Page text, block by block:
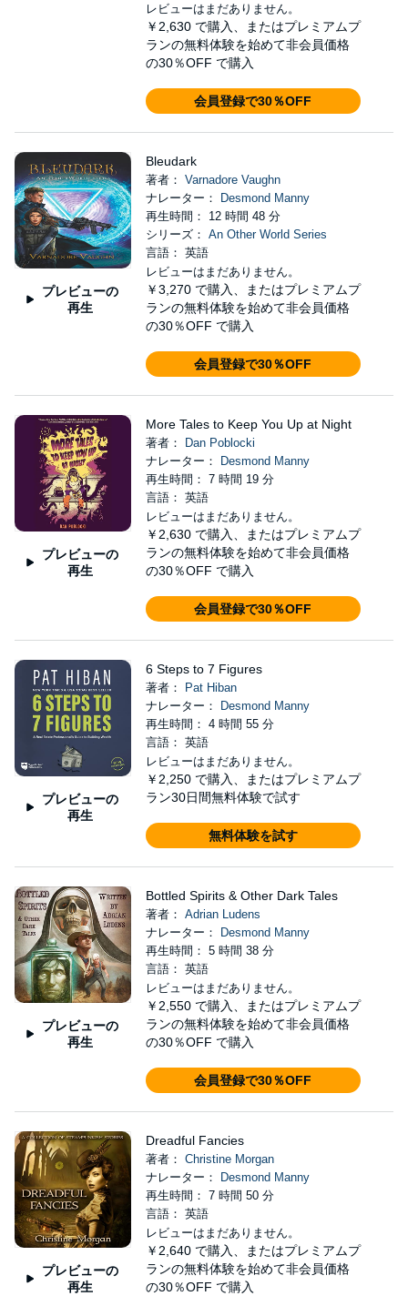
レビューはまだありません。
￥2,630 で購入、またはプレミアムプ
ランの無料体験を始めて非会員価格
の30％OFF で購入
会員登録で30％OFF
プレビューの
再生
Bleudark
著者： Varnadore Vaughn
ナレーター：
Desmond Manny
再生時間： 12 時間 48 分
シリーズ： An Other World Series
言語： 英語
レビューはまだありません。
￥3,270 で購入、またはプレミアムプ
ランの無料体験を始めて非会員価格
の30％OFF で購入
会員登録で30％OFF
プレビューの
再生
More Tales to Keep You Up at Night
著者：
Dan Poblocki
ナレーター：
Desmond Manny
再生時間： 7 時間 19 分
言語： 英語
レビューはまだありません。
￥2,630 で購入、またはプレミアムプ
ランの無料体験を始めて非会員価格
の30％OFF で購入
会員登録で30％OFF
プレビューの
再生
6 Steps to 7 Figures
著者：
Pat Hiban
ナレーター：
Desmond Manny
再生時間： 4 時間 55 分
言語： 英語
レビューはまだありません。
￥2,250 で購入、またはプレミアムプ
ラン30日間無料体験で試す
無料体験を試す
プレビューの
再生
Bottled Spirits & Other Dark Tales
著者： Adrian Ludens
ナレーター：
Desmond Manny
再生時間： 5 時間 38 分
言語： 英語
レビューはまだありません。
￥2,550 で購入、またはプレミアムプ
ランの無料体験を始めて非会員価格
の30％OFF で購入
会員登録で30％OFF
プレビューの
再生
Dreadful Fancies
著者： Christine Morgan
ナレーター：
Desmond Manny
再生時間： 7 時間 50 分
言語： 英語
レビューはまだありません。
￥2,640 で購入、またはプレミアムプ
ランの無料体験を始めて非会員価格
の30％OFF で購入